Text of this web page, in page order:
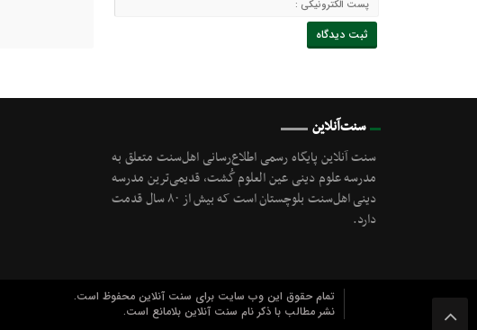
سنت‌آنلاین
سنت آنلاین پایگاه رسمی اطلاع‌رسانی اهل‌سنت متعلق به
مدرسه علوم دینی عین العلوم گُشت, قدیمی‌ترین مدرسه
دینی اهل‌سنت بلوچستان است که بیش از ۸۰ سال قدمت
دارد.
تمام حقوق این وب سایت برای سنت آنلاین محفوظ است.
نشر مطالب با ذکر نام سنت آنلاین بلامانع است.